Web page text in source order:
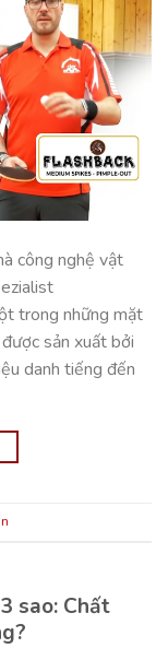
công nghệ vật
trong những mặt
sản xuất bởi
danh tiếng đến
sao: Chất